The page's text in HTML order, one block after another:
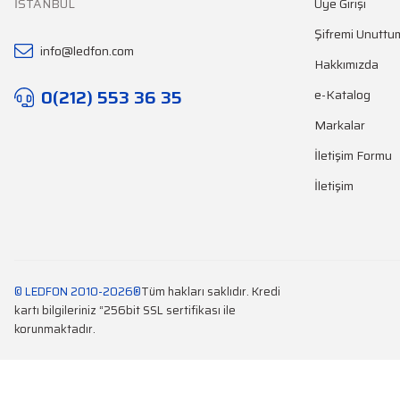
info@ledfon.com
0(212) 553 36 35
Şifremi
Hakkımızda
e-Katalog
Markalar
İletişim Formu
İletişim
© LEDFON 2010-2026®Tüm hakları saklıdır. Kredi
kartı bilgileriniz “256bit SSL sertifikası ile
korunmaktadır.